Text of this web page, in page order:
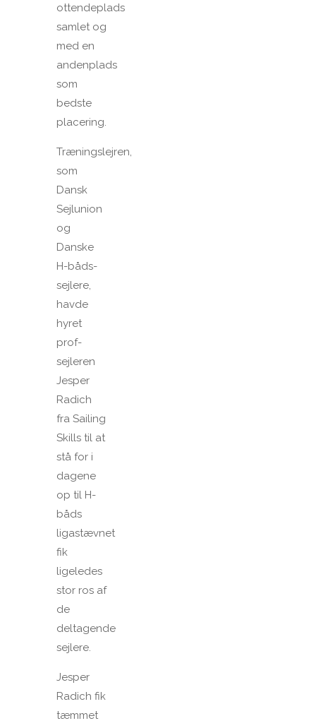
ottendeplads
samlet og
med en
andenplads
som
bedste
placering.
Træningslejren,
som
Dansk
Sejlunion
og
Danske
H-båds-
sejlere,
havde
hyret
prof-
sejleren
Jesper
Radich
fra Sailing
Skills til at
stå for i
dagene
op til H-
båds
ligastævnet
fik
ligeledes
stor ros af
de
deltagende
sejlere.
Jesper
Radich fik
tæmmet